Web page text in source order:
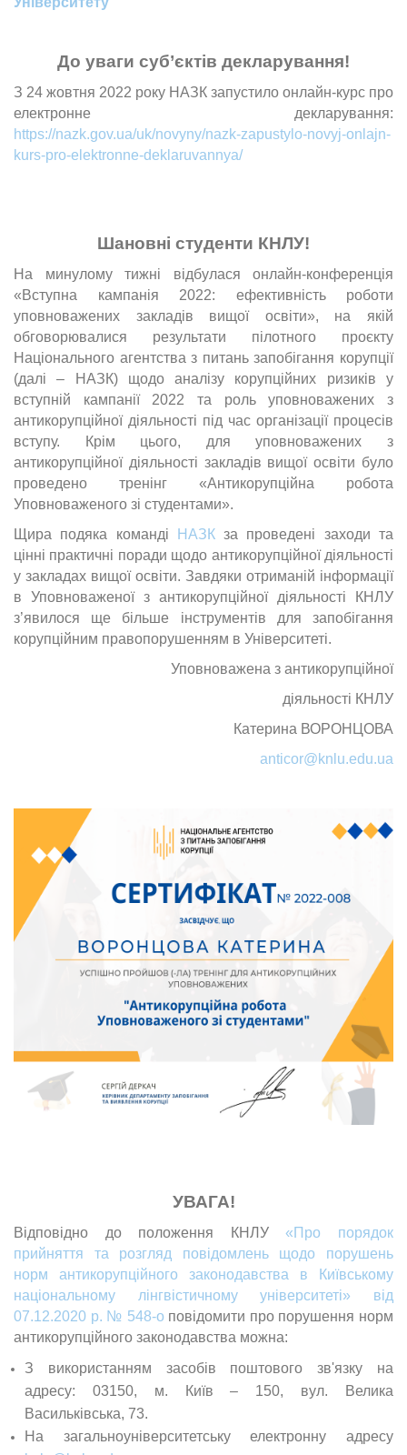
До уваги суб’єктів декларування!
З 24 жовтня 2022 року НАЗК запустило онлайн-курс про
електронне декларування:
https://nazk.gov.ua/uk/novyny/nazk-zapustylo-novyj-onlajn-
kurs-pro-elektronne-deklaruvannya/
Шановні студенти КНЛУ!
На минулому тижні відбулася онлайн-конференція
«Вступна кампанія 2022: ефективність роботи
уповноважених закладів вищої освіти», на якій
обговорювалися результати пілотного проєкту
Національного агентства з питань запобігання корупції
(далі – НАЗК) щодо аналізу корупційних ризиків у
вступній кампанії 2022 та роль уповноважених з
антикорупційної діяльності під час організації процесів
вступу. Крім цього, для уповноважених з
антикорупційної діяльності закладів вищої освіти було
проведено тренінг «Антикорупційна робота
Уповноваженого зі студентами».
Щира подяка команді
НАЗКза проведені заходи та
цінні практичні поради щодо антикорупційної діяльності
у закладах вищої освіти. Завдяки отриманій інформації
в Уповноваженої з антикорупційної діяльності КНЛУ
з’явилося ще більше інструментів для запобігання
корупційним правопорушенням в Університеті.
Уповноважена з антикорупційної
діяльності КНЛУ
Катерина ВОРОНЦОВА
anticor@knlu.edu.ua
УВАГА!
Відповідно до положення КНЛУ«Про порядок
прийняття та розгляд повідомлень щодо порушень
норм антикорупційного законодавства в Київському
національному лінгвістичному університеті» від
07.12.2020 р. № 548-о повідомити про порушення норм
антикорупційного законодавства можна:
З використанням засобів поштового зв'язку на
адресу: 03150, м. Київ – 150, вул. Велика
Васильківська, 73.
На загальноуніверситетську електронну адресу